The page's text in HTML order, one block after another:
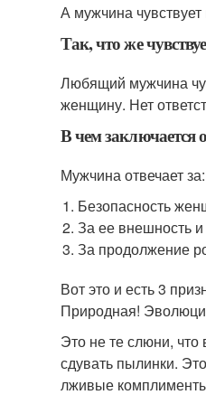
А мужчина
Так, что же
Любящий мужчина
женщину. Нет
В чем заключается
Мужчина отвечает за:
Безопасность
За ее внешность и
За продолжение
Вот это и есть 3
Природная!
Это не те слюни,
сдувать пылинки.
лживые